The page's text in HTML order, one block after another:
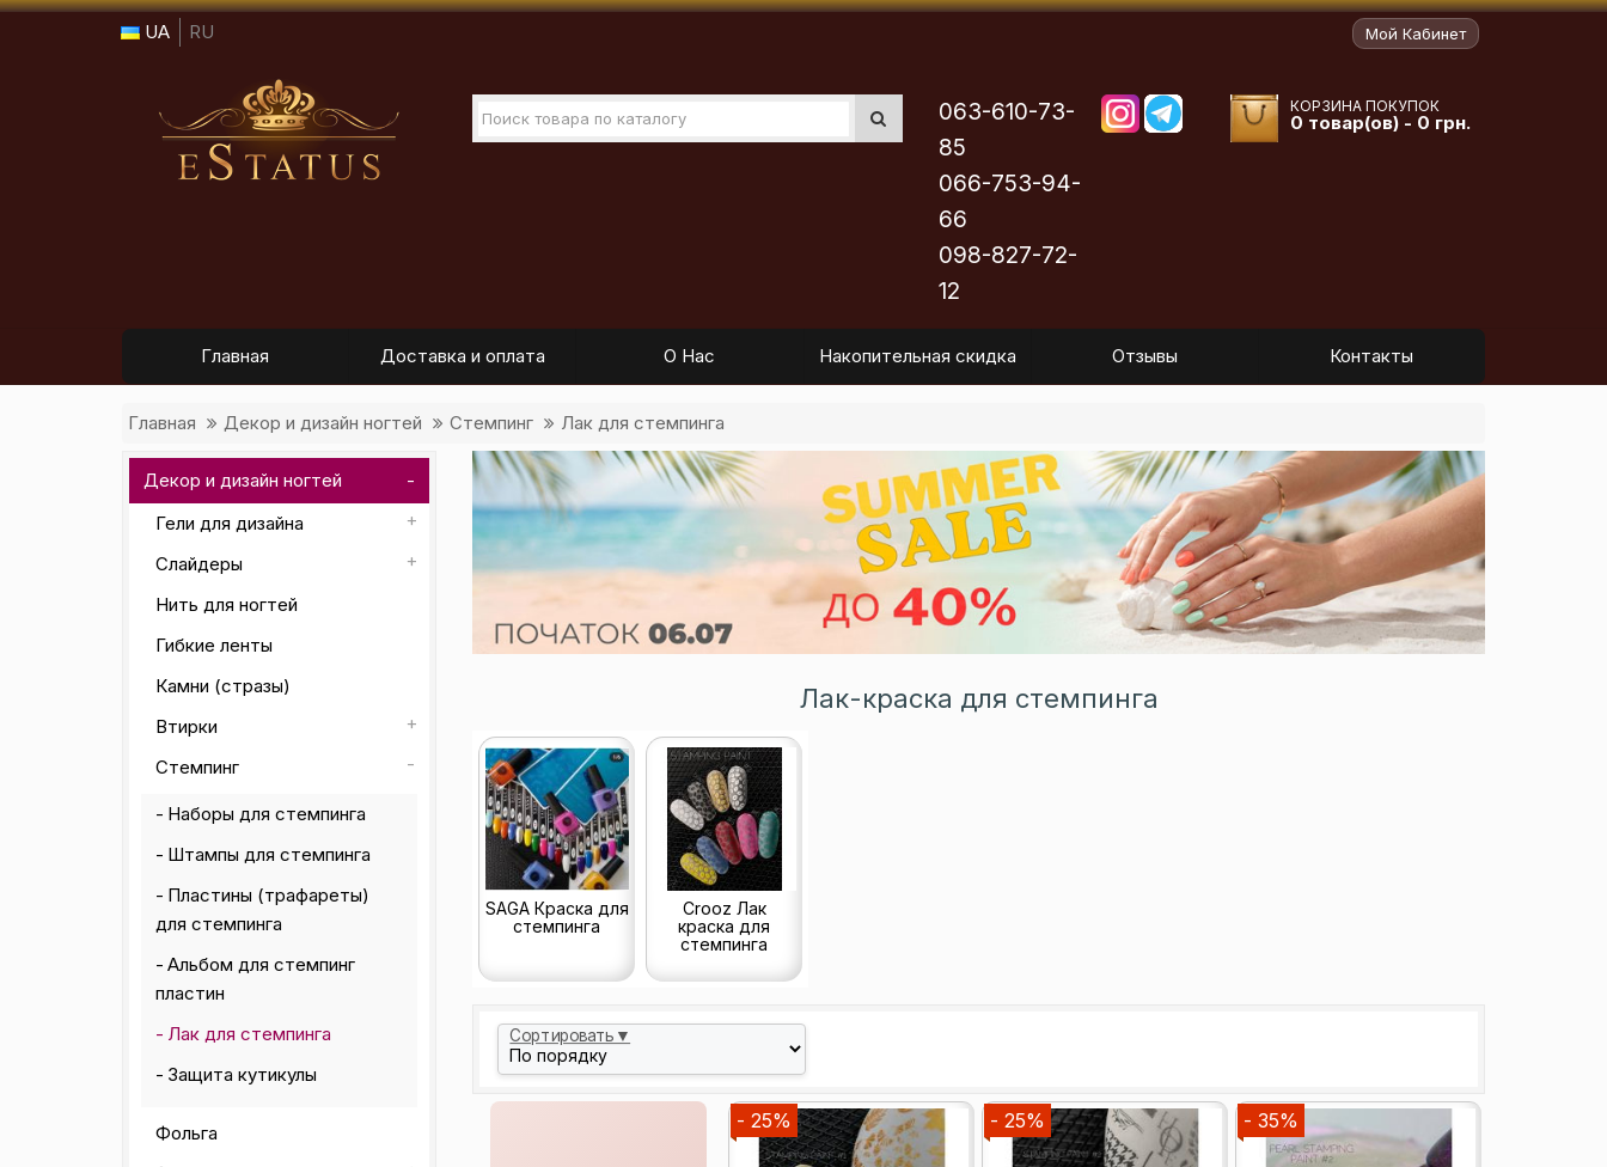
UA RU Мой Кабинет
063-610-73-
85
066-753-94-
66
098-827-72-
12
КОРЗИНА ПОКУПОК
0 товар(ов) - 0 грн.
Главная Доставка и оплата О Нас Накопительная скидка Отзывы Контакты
Главная Декор и дизайн ногтей Стемпинг Лак для стемпинга
Декор и дизайн ногтей
Гели для дизайна
Слайдеры
Нить для ногтей
Гибкие ленты
Камни (стразы)
Втирки
Стемпинг
Наборы для стемпинга
Штампы для стемпинга
Пластины (трафареты)
для стемпинга
Альбом для стемпинг
пластин
Лак для стемпинга
Защита кутикулы
Фольга
Лак-краска для стемпинга
SAGA Краска для
стемпинга
Crooz Лак
краска для
стемпинга
Сортировать▼
- 25% - 25% - 35%